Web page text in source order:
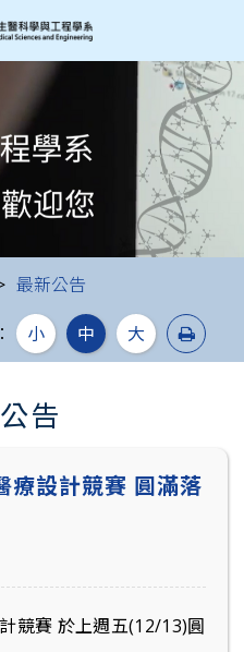
最新公告
小 中 大 列印
告
療設計競賽 圓滿落
競賽 於上週五(12/13)圓